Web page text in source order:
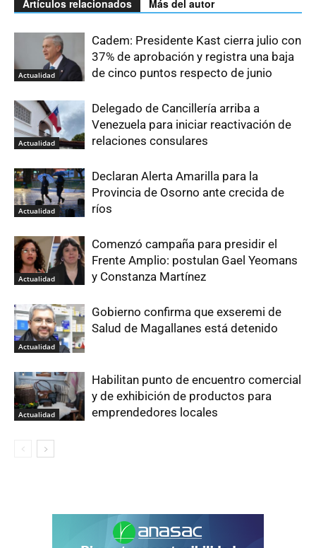
Artículos relacionados Más del autor
Actualidad
Cadem: Presidente Kast cierra julio con
37% de aprobación y registra una baja
de cinco puntos respecto de junio
Actualidad
Delegado de Cancillería arriba a
Venezuela para iniciar reactivación de
relaciones consulares
Actualidad
Declaran Alerta Amarilla para la
Provincia de Osorno ante crecida de
ríos
Actualidad
Comenzó campaña para presidir el
Frente Amplio: postulan Gael Yeomans
y Constanza Martínez
Actualidad
Gobierno confirma que exseremi de
Salud de Magallanes está detenido
Actualidad
Habilitan punto de encuentro comercial
y de exhibición de productos para
emprendedores locales